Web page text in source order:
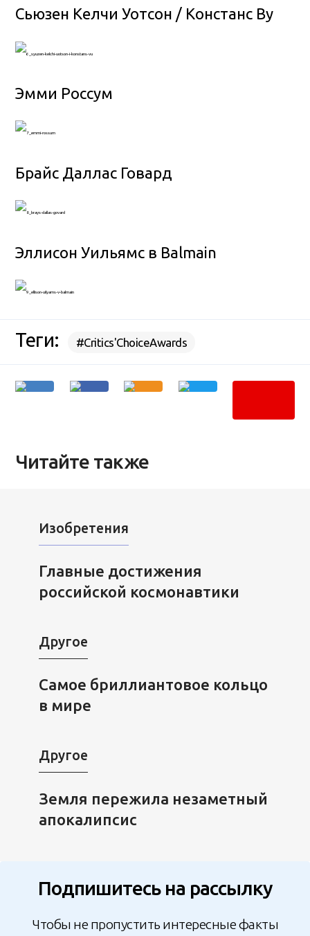
Сьюзен Келчи Уотсон / Констанс Ву
Эмми Россум
Брайс Даллас Говард
Эллисон Уильямс в Balmain
Теги: #Critics'ChoiceAwards
Читайте также
Изобретения
Главные достижения
российской космонавтики
Другое
Самое бриллиантовое кольцо
в мире
Другое
Земля пережила незаметный
апокалипсис
Подпишитесь на рассылку
Чтобы не пропустить интересные факты